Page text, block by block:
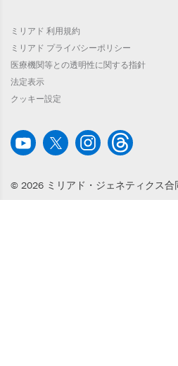
ミリアド 利用規約
ミリアド プライバシーポリシー
医療機関等との透明性に関する指針
法定表示
クッキー設定
© 2026 ミリアド・ジェネティクス合